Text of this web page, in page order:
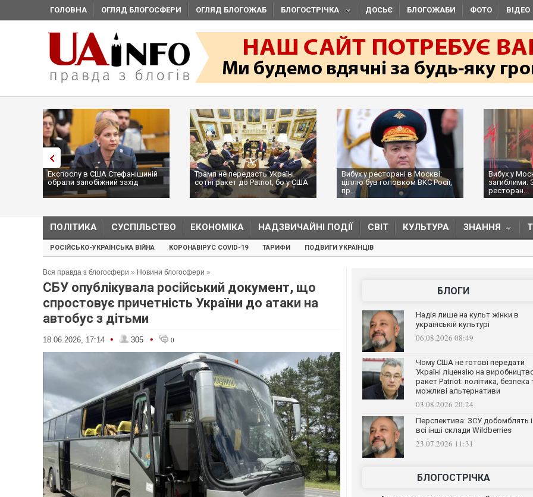
ГОЛОВНА ОГЛЯД БЛОГОСФЕРИ ОГЛЯД БЛОГОЖАБ БЛОГОСТРІЧКА ДОСЬЄ БЛОГОЖАБИ ФОТО ВІДЕО
Експослу в США Стефанішиній
обрали запобіжний захід
Трамп не передасть Україні
сотні ракет до Patriot, бо у США
...
Вибух у ресторані в Москві:
ціллю був головком ВКС Росії,
пр...
Вибух у
загиблими:
ресторан...
ПОЛІТИКА СУСПІЛЬСТВО ЕКОНОМІКА НАДЗВИЧАЙНІ ПОДІЇ СВІТ КУЛЬТУРА ЗНАННЯ
РОСІЙСЬКО-УКРАЇНСЬКА ВІЙНА КОРОНАВІРУС COVID-19 ТАРИФИ ПОДВИГИ УКРАЇНЦІВ
Вся правда з блогосфери » Новини блогосфери »
СБУ опублікувала російський документ, що
спростовує причетність України до атаки на
автобус з дітьми
18.06.2026, 17:14 • 305 • 0
БЛОГИ
Надія лише на культ жінки в
українській культурі
06.08.2026 08:49
Чому США не готові передати
Україні ліцензію на
ракет Patriot: політика, безпека
можливі альтернативи
03.08.2026 20:24
Перспектива: ЗСУ добомблять і
всі інші склади Wildberries
23.07.2026 11:31
БЛОГОСТРІЧКА